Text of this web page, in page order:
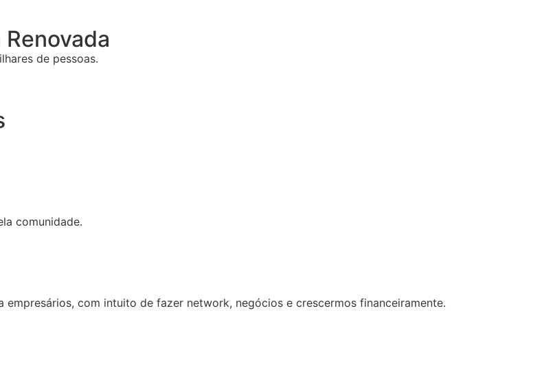
de pessoas.
comunidade.
com intuito de fazer network, negócios e crescermos financeiramente.